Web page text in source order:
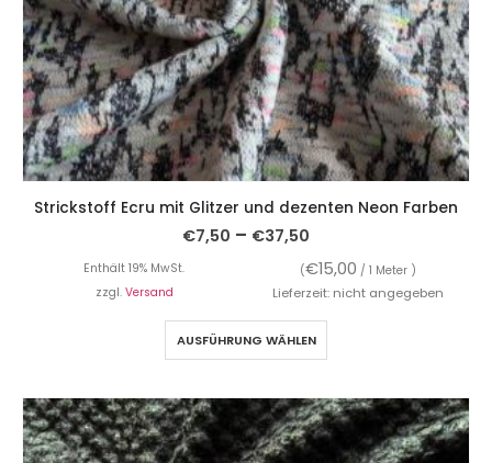
Strickstoff Ecru mit Glitzer und dezenten Neon Farben
€7,50 – €37,50
Enthält 19% MwSt. (€15,00 / 1 Meter )
zzgl. Versand Lieferzeit: nicht angegeben
AUSFÜHRUNG WÄHLEN